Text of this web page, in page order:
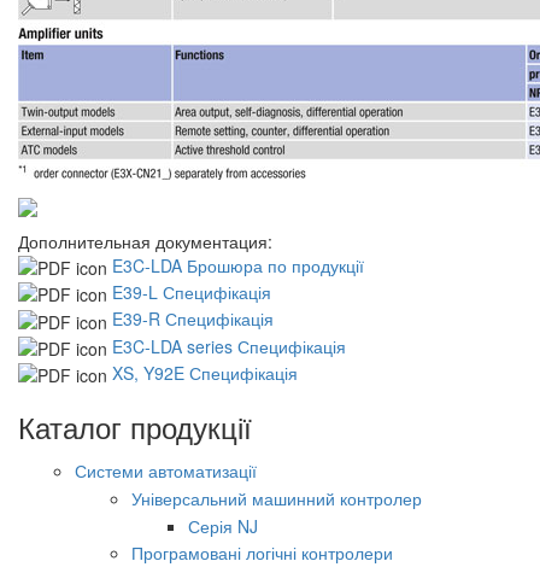
Дополнительная документация:
E3C-LDA Брошюра по продукції
E39-L Специфікація
E39-R Специфікація
E3C-LDA series Специфікація
XS, Y92E Специфікація
Каталог продукції
Системи автоматизації
Універсальний машинний контролер
Серія NJ
Програмовані логічні контролери